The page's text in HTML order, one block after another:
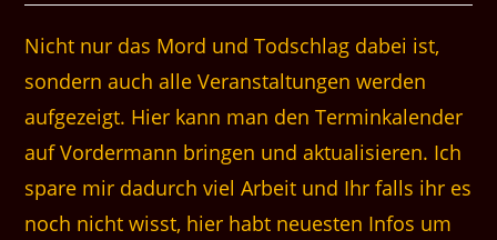
Nicht nur das Mord und Todschlag dabei ist,
sondern auch alle Veranstaltungen werden
aufgezeigt. Hier kann man den Terminkalender
auf Vordermann bringen und aktualisieren. Ich
spare mir dadurch viel Arbeit und Ihr falls ihr es
noch nicht wisst, hier habt neuesten Infos um